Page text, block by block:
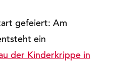
gefeiert: Am
ein
der Kinderkrippe in